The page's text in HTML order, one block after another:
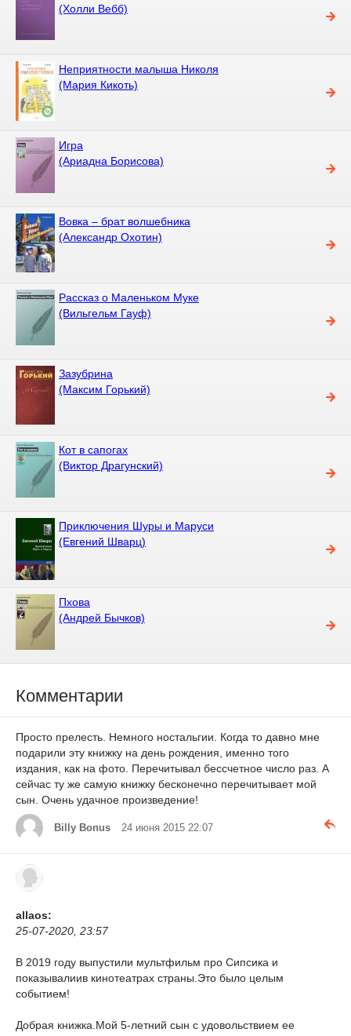
(Холли Вебб)
Неприятности малыша Николя
(Мария Кикоть)
Игра
(Ариадна Борисова)
Вовка – брат волшебника
(Александр Охотин)
Рассказ о Маленьком Муке
(Вильгельм Гауф)
Зазубрина
(Максим Горький)
Кот в сапогах
(Виктор Драгунский)
Приключения Шуры и Маруси
(Евгений Шварц)
Пхова
(Андрей Бычков)
Комментарии
Просто прелесть. Немного ностальгии. Когда то давно мне
подарили эту книжку на день рождения, именно того
издания, как на фото. Перечитывал бессчетное число раз. А
сейчас ту же самую книжку бесконечно перечитывает мой
сын. Очень удачное произведение!
Billy Bonus 24 июня 2015 22:07
allaos:
25-07-2020, 23:57
В 2019 году выпустили мультфильм про Сипсика и
показывалиив кинотеатрах страны.Это было целым
событием!
Добрая книжка.Мой 5-летний сын с удовольствием ее